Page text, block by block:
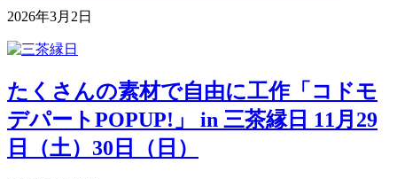
2026年3月2日
たくさんの素材で自由に工作「コドモ
デパートPOPUP!」 in 三茶縁日 11月29
日（土）30日（日）